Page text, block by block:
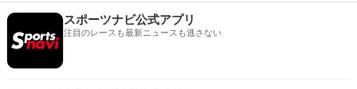
スポーツナビ公式アプリ
注目のレースも最新ニュースも逃さない